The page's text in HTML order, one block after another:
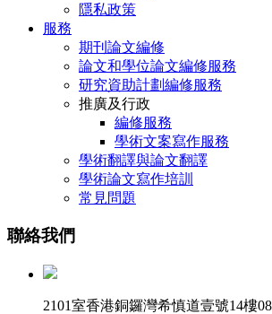
隱私政策
服務
期刊論文編修
論文和學位論文編修服務
研究資助計劃編修服務
推廣及行政
編修服務
學術文案寫作服務
學術翻譯與論文翻譯
學術論文寫作培訓
常見問題
聯絡我們
2101室香港銅鑼灣希慎道壹號14樓